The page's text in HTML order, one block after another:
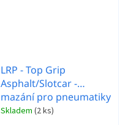
LRP - Top Grip
Asphalt/Slotcar -
mazání pro pneumatiky
Skladem (2 ks)